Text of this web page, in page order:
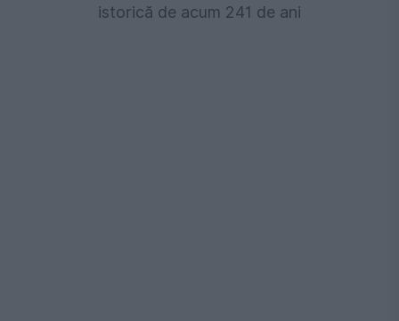
istorică de acum 241 de ani